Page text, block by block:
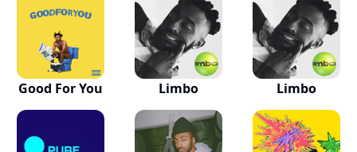
Good For You Limbo Limbo